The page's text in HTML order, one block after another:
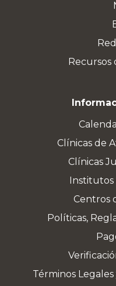
Recursos
Clínicas de
Clínicas
Institutos
Centros
Políticas,
Términos